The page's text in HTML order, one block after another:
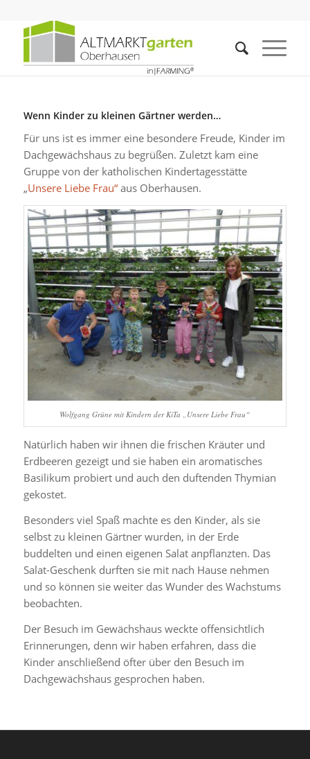
Wenn Kinder zu kleinen Gärtner werden…
Für uns ist es immer eine besondere Freude, Kinder im
Dachgewächshaus zu begrüßen. Zuletzt kam eine
Gruppe von der katholischen Kindertagesstätte
„Unsere Liebe Frau“aus Oberhausen.
Wolfgang Grüne mit Kindern der KiTa „Unsere Liebe Frau“
Natürlich haben wir ihnen die frischen Kräuter und
Erdbeeren gezeigt und sie haben ein aromatisches
Basilikum probiert und auch den duftenden Thymian
gekostet.
Besonders viel Spaß machte es den Kinder, als sie
selbst zu kleinen Gärtner wurden, in der Erde
buddelten und einen eigenen Salat anpflanzten. Das
Salat-Geschenk durften sie mit nach Hause nehmen
und so können sie weiter das Wunder des Wachstums
beobachten.
Der Besuch im Gewächshaus weckte offensichtlich
Erinnerungen, denn wir haben erfahren, dass die
Kinder anschließend öfter über den Besuch im
Dachgewächshaus gesprochen haben.